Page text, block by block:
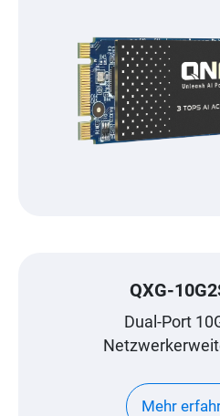
QXG-
Dual-Port
Mehr